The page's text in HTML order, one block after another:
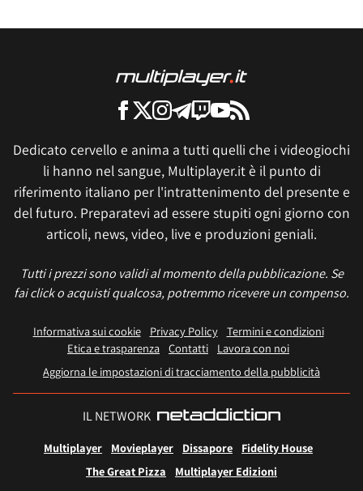
Dedicato cervello e anima a tutti quelli che i videogiochi
li hanno nel sangue, Multiplayer.it è il punto di
riferimento italiano per l'intrattenimento del presente e
del futuro. Preparatevi ad essere stupiti ogni giorno con
articoli, news, video, live e produzioni geniali.
Tutti i prezzi sono validi al momento della pubblicazione. Se
fai click o acquisti qualcosa, potremmo ricevere un compenso.
Informativa sui cookie Privacy Policy
Termini e condizioni
Etica e trasparenza Contatti
Lavora con noi
Aggiorna le impostazioni di tracciamento della pubblicità
IL NETWORK
Multiplayer Movieplayer Dissapore
Fidelity House
The Great Pizza
Multiplayer Edizioni